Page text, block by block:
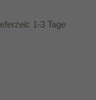
1-3 Tage